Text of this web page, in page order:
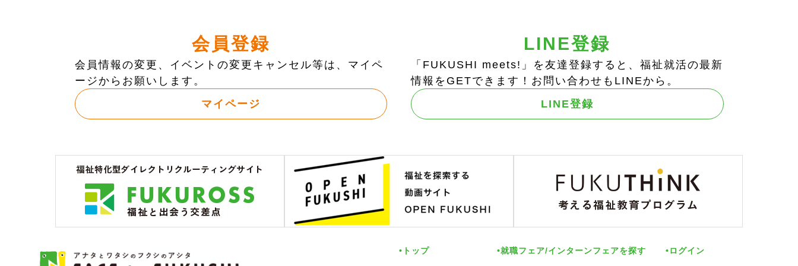
会員登録
会員情報の変更、イベントの変更キャンセル等は、マイペ
ージからお願いします。
マイページ
LINE登録
「FUKUSHI meets!」を友達登録すると、福祉就活の最新
情報をGETできます！お問い合わせもLINEから。
LINE登録
トップ 就職フェア/インターンフェアを探す ログイン